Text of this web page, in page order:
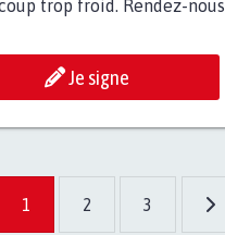
trop froid. Rendez-nous
Je signe
1 2 3